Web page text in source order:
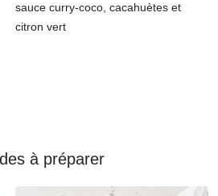
sauce curry-coco, cacahuètes et
citron vert
à préparer